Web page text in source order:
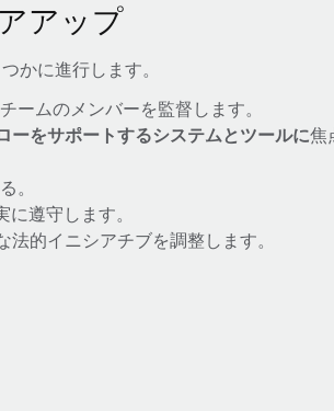
アップ
かに進行します。
ームのメンバーを監督します。
ーをサポートするシステムとツールに焦
。
遵守します。
法的イニシアチブを調整します。